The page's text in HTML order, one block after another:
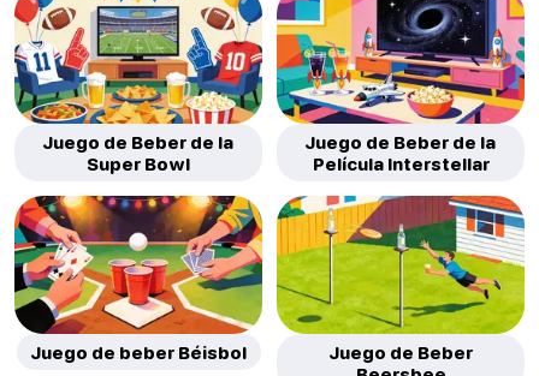
Juego de Beber de la
Super Bowl
Juego de Beber de la
Película Interstellar
Juego de beber Béisbol
Juego de Beber